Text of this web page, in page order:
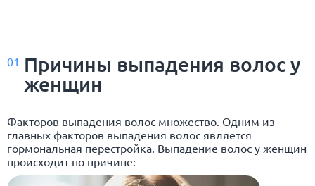
01 Причины выпадения волос у
женщин
Факторов выпадения волос множество. Одним из
главных факторов выпадения волос является
гормональная перестройка. Выпадение волос у женщин
происходит по причине: